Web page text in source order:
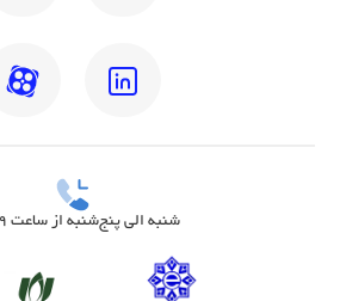
شنبه الی پنج‌شنبه از ساعت 9 صبح